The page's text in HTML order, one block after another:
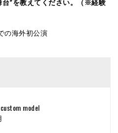
の海外初公演
model